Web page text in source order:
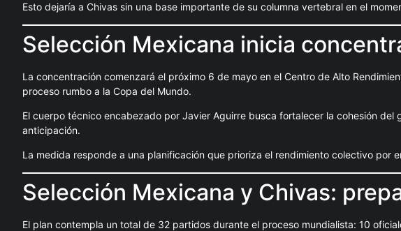
Esto dejaría a Chivas sin una base importante de su columna vertebral en el
Selección Mexicana inicia
La concentración comenzará el próximo 6 de mayo en el Centro de Alto
proceso rumbo a la Copa del Mundo.
El cuerpo técnico encabezado por Javier Aguirre busca fortalecer la cohesión
anticipación.
La medida responde a una planificación que prioriza el rendimiento colectivo por
Selección Mexicana y Chivas:
El plan contempla un total de 32 partidos durante el proceso mundialista: 10